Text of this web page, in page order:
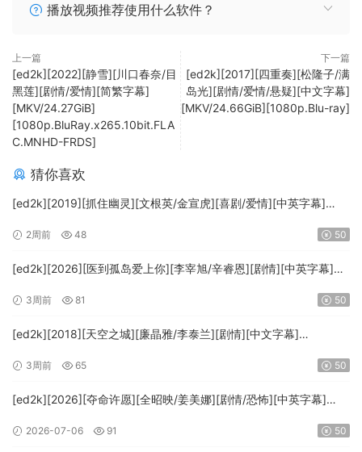
播放视频推荐使用什么软件？
上一篇
[ed2k][2022][静雪][川口春奈/目
黑莲][剧情/爱情][简繁字幕]
[MKV/24.27GiB]
[1080p.BluRay.x265.10bit.FLA
C.MNHD-FRDS]
下一篇
[ed2k][2017][四重奏][松隆子/满
岛光][剧情/爱情/悬疑][中文字幕]
[MKV/24.66GiB][1080p.Blu-ray]
猜你喜欢
[ed2k][2019][抓住幽灵][文根英/金宣虎][喜剧/爱情][中英字幕]
2周前 48 50
[ed2k][2026][医到孤岛爱上你][李宰旭/辛睿恩][剧情][中英字幕]
3周前 81 50
[ed2k][2018][天空之城][廉晶雅/李泰兰][剧情][中文字幕]
3周前 65 50
[ed2k][2026][夺命许愿][全昭映/姜美娜][剧情/恐怖][中英字幕]
ADWeb]
2026-07-06 91 50